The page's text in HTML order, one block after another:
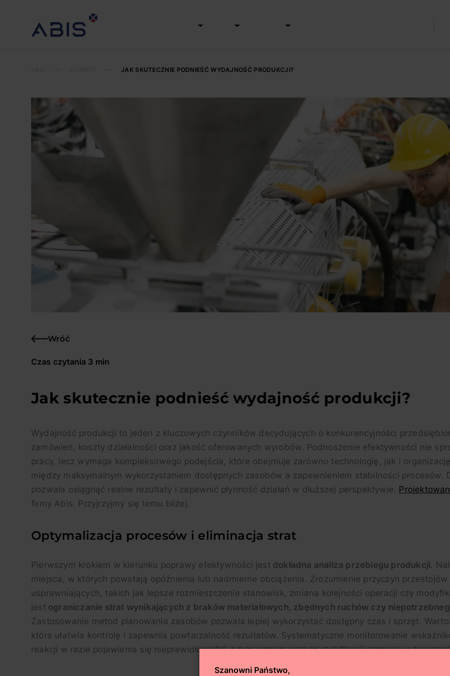
JAK SKUTECZNIE PODNIEŚĆ WYDAJNOŚĆ PRODUKCJI?
Wróć
Czas czytania 3 min
Jak skutecznie podnieść wydajność produkcji?
Wydajność produkcji to jeden z kluczowych czynników decydujących o konkurencyjności
zamówień, koszty działalności oraz jakość oferowanych wyrobów. Podnoszenie efektywności nie
pracy, lecz wymaga kompleksowego podejścia, które obejmuje zarówno technologię, jak i
między maksymalnym wykorzystaniem dostępnych zasobów a zapewnieniem stabilności procesów.
pozwala osiągnąć realne rezultaty i zapewnić płynność działań w dłuższej perspektywie.
firmy Abis. Przyjrzyjmy się temu bliżej.
Optymalizacja procesów i eliminacja strat
Pierwszym krokiem w kierunku poprawy efektywności jest dokładna analiza przebiegu produkcji.
miejsca, w których powstają opóźnienia lub nadmierne obciążenia. Zrozumienie przyczyn
usprawniających, takich jak lepsze rozmieszczenie stanowisk, zmiana kolejności operacji czy
jest ograniczanie strat wynikających z braków materiałowych, zbędnych ruchów czy
Zastosowanie metod planowania zasobów pozwala lepiej wykorzystać dostępny czas i sprzęt.
która ułatwia kontrolę i zapewnia powtarzalność rezultatów. Systematyczne monitorowanie
reakcji w razie pojawienia się nieprawidłowości, a tym samym sprzyja stabilizacji procesu
Szanowni Państwo,